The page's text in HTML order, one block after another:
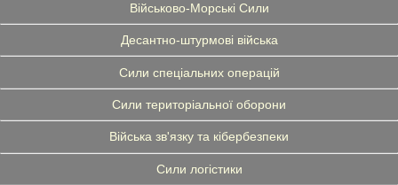
Військово-Морські Сили
Десантно-штурмові війська
Сили спеціальних операцій
Сили територіальної оборони
Війська зв'язку та кібербезпеки
Сили логістики